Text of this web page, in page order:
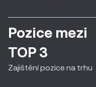
Pozice mezi
TOP 3
Zajištění pozice na trhu